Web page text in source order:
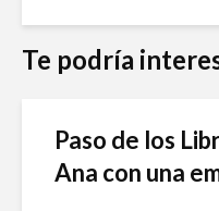
Te podría
Paso de los
Ana con una